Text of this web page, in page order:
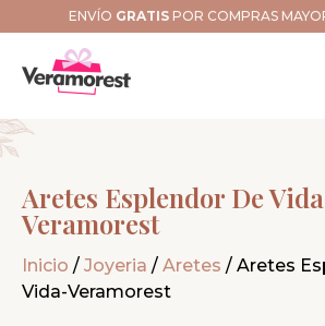
ENVÍO GRATISPOR COMPRAS
Aretes Esplendor De
Veramorest
Inicio / Joyeria / Aretes / Aretes
Vida-Veramorest